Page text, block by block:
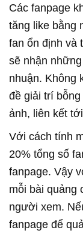
Các fanpage
tăng like bằng
fan ổn định và
sẽ nhận
nhuận. Không
đề giải trí
ảnh, liên kết
Với cách tính
20% tổng số
fanpage. Vậy
mỗi bài quảng
người xem.
fanpage để